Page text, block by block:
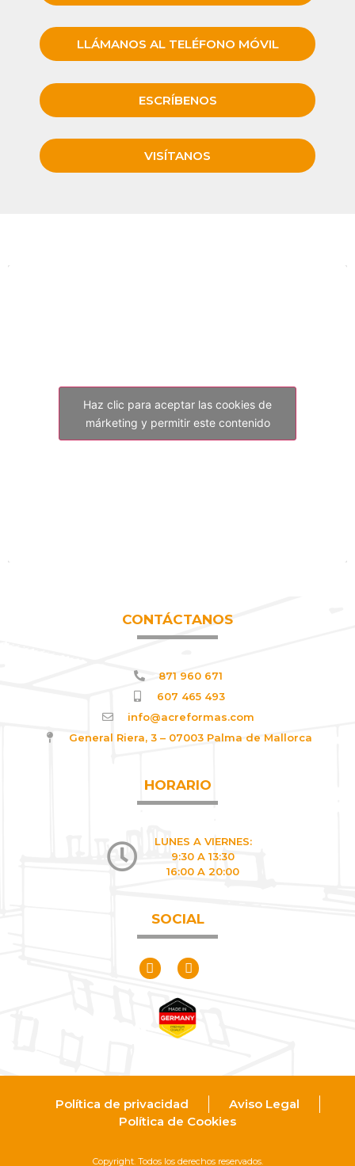
LLÁMANOS AL TELÉFONO MÓVIL
ESCRÍBENOS
VISÍTANOS
Haz clic para aceptar las cookies de
márketing y permitir este contenido
CONTÁCTANOS
871 960 671
607 465 493
info@acreformas.com
General Riera, 3 – 07003 Palma de Mallorca
HORARIO
LUNES A VIERNES:
9:30 A 13:30
16:00 A 20:00
SOCIAL
Copyright. Todos los derechos reservados.
Política de privacidad
Aviso Legal
Política de Cookies